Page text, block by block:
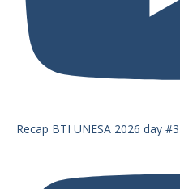
Recap BTI UNESA 2026 day #3